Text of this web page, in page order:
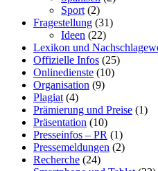
Sport (2)
Fragestellung (31)
Ideen (22)
Lexikon und
Offizielle Infos (25)
Onlinedienste (10)
Organisation (9)
Plagiat (4)
Prämierung und Preise (1)
Präsentation (10)
Presseinfos – PR (1)
Pressemeldungen (2)
Recherche (24)